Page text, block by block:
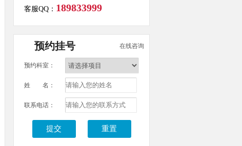
客服QQ： 189833999
预约挂号 在线咨询
预约科室：
姓 名：
联系电话：